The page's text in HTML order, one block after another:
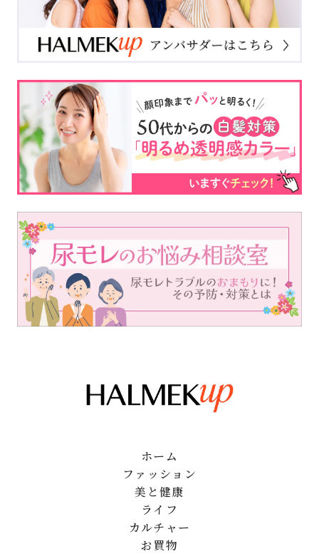
ホーム
ファッション
美と健康
ライフ
カルチャー
お買物